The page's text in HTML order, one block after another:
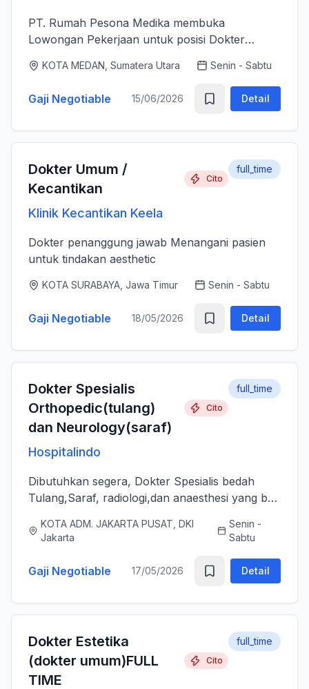
PT. Rumah Pesona Medika membuka
Lowongan Pekerjaan untuk posisi Dokter
layanan medis estetika yang aman, profesional
dan berkualitas tinggi sesuai standar k...
KOTA MEDAN, Sumatera Utara Senin - Sabtu
Gaji Negotiable 15/06/2026 Detail
Dokter Umum /
Kecantikan
Cito
Klinik Kecantikan Keela
full_time
Dokter penanggung jawab Menangani pasien
untuk tindakan aesthetic
KOTA SURABAYA, Jawa Timur Senin - Sabtu
Gaji Negotiable 18/05/2026 Detail
Dokter Spesialis
Orthopedic(tulang)
dan Neurology(saraf)
Cito
Hospitalindo
full_time
Dibutuhkan segera, Dokter Spesialis bedah
Tulang,Saraf, radiologi,dan anaesthesi yang bs
ramah dan berjiwa sosial. Bersedia bergabung
KOTA ADM. JAKARTA PUSAT, DKI
Jakarta
Senin -
Sabtu
Gaji Negotiable 17/05/2026 Detail
Dokter Estetika
(dokter umum)FULL
TIME
Cito
full_time